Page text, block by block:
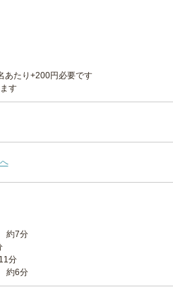
あたり+200円必要です
す
約7分
分
約6分